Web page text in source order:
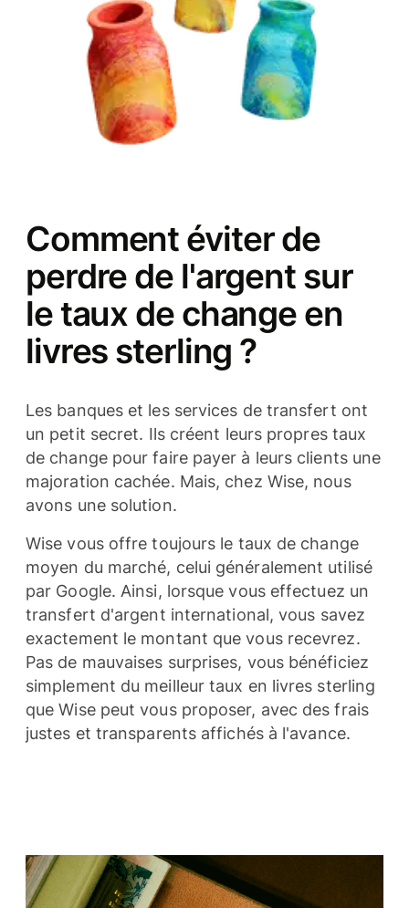
Comment éviter de
perdre de l'argent sur
le taux de change en
livres sterling ?
Les banques et les services de transfert ont
un petit secret. Ils créent leurs propres taux
de change pour faire payer à leurs clients une
majoration cachée. Mais, chez Wise, nous
avons une solution.
Wise vous offre toujours le taux de change
moyen du marché, celui généralement utilisé
par Google. Ainsi, lorsque vous effectuez un
transfert d'argent international, vous savez
exactement le montant que vous recevrez.
Pas de mauvaises surprises, vous bénéficiez
simplement du meilleur taux en livres sterling
que Wise peut vous proposer, avec des frais
justes et transparents affichés à l'avance.